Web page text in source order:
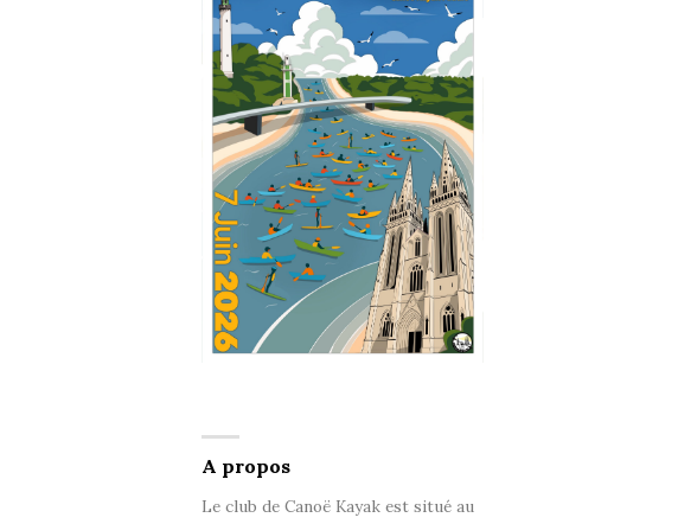
A propos
Le club de Canoë Kayak est situé au